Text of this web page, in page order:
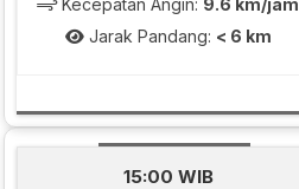
Kecepatan Angin: 9.6 km/jam
Jarak Pandang: < 6 km
15:00 WIB